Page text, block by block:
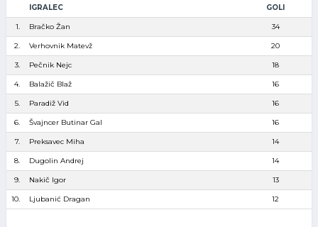
IGRALEC GOLI
1. Bračko Žan 34
2. Verhovnik Matevž 20
3. Pečnik Nejc 18
4. Balažič Blaž 16
5. Paradiž Vid 16
6. Švajncer Butinar Gal 16
7. Preksavec Miha 14
8. Dugolin Andrej 14
9. Nakič Igor 13
10. Ljubanić Dragan 12